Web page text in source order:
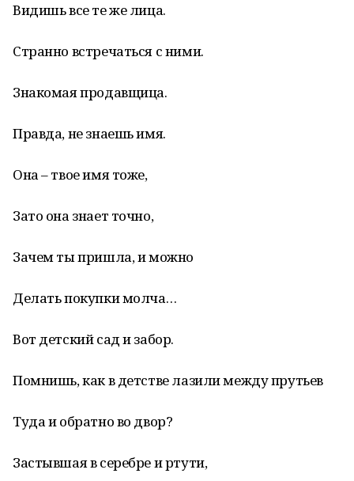
Видишь все те же лица.
Странно встречаться с ними.
Знакомая продавщица.
Правда, не знаешь имя.
Она – твое имя тоже,
Зато она знает точно,
Зачем ты пришла, и можно
Делать покупки молча…
Вот детский сад и забор.
Помнишь, как в детстве лазили между прутьев
Туда и обратно во двор?
Застывшая в серебре и ртути,